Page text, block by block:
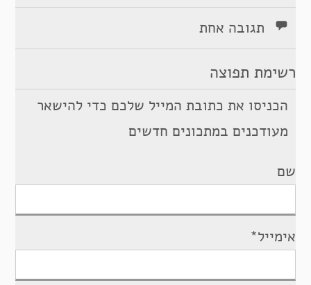
תגובה אחת
רשימת תפוצה
הכניסו את כתובת המייל שלכם כדי להישאר
מעודכנים במתכונים חדשים
שם
אימייל*